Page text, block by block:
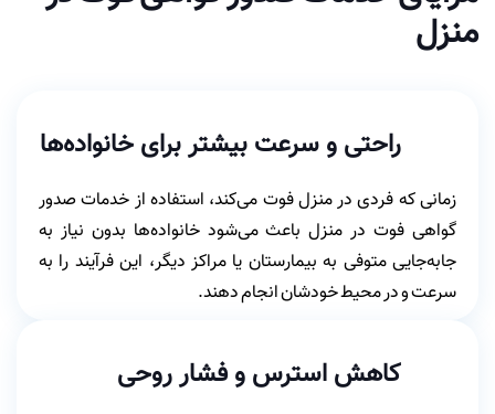
منزل
راحتی و سرعت بیشتر برای خانواده‌ها
زمانی که فردی در منزل فوت می‌کند، استفاده از خدمات صدور
گواهی فوت در منزل باعث می‌شود خانواده‌ها بدون نیاز به
جابه‌جایی متوفی به بیمارستان یا مراکز دیگر، این فرآیند را به
سرعت و در محیط خودشان انجام دهند.
کاهش استرس و فشار روحی